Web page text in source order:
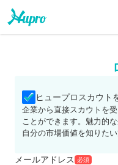
ヒュープロスカウト
企業から直接スカウトを
ことができます。魅力的
自分の市場価値を知りた
メールアドレス 必須